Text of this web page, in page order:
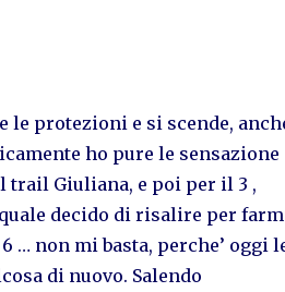
le protezioni e si scende,
ho pure le sensazione
trail Giuliana, e poi per il 3 ,
decido di risalire per
… non mi basta, perche’ oggi
di nuovo. Salendo